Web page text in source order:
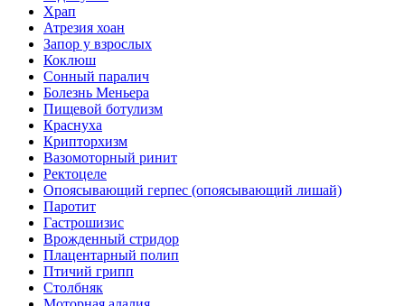
Храп
Атрезия хоан
Запор у взрослых
Коклюш
Сонный паралич
Болезнь Меньера
Пищевой ботулизм
Краснуха
Крипторхизм
Вазомоторный ринит
Ректоцеле
Опоясывающий герпес (опоясывающий лишай)
Паротит
Гастрошизис
Врожденный стридор
Плацентарный полип
Птичий грипп
Столбняк